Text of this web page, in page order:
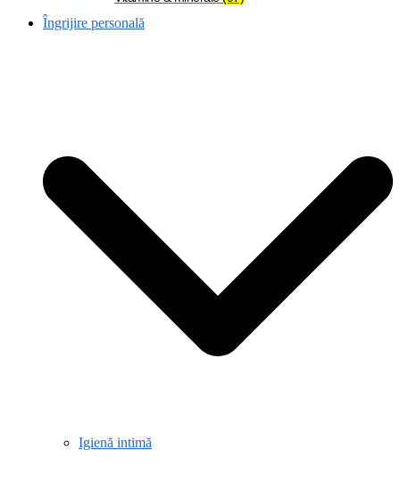
Îngrijire personală
Igienă intimă